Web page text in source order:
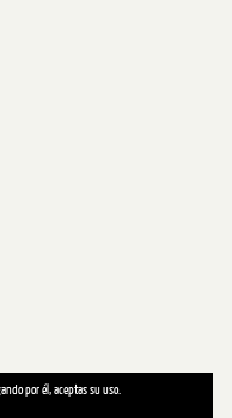
por él, aceptas su uso.